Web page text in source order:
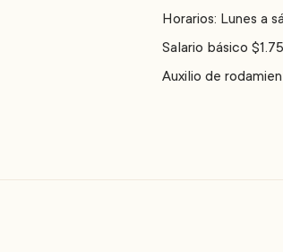
Horarios: Lunes a
Salario básico
Auxilio de